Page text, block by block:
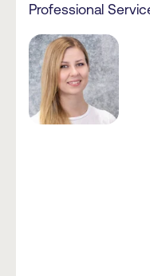
Professional